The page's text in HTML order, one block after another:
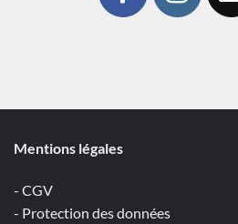
Mentions légales
- CGV
- Protection des données